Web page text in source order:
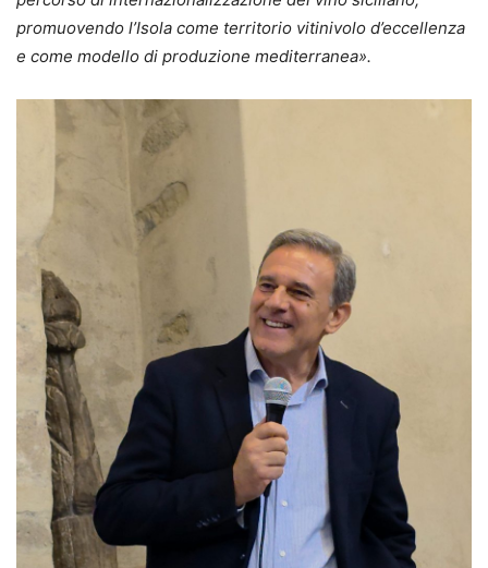
promuovendo l’Isola come territorio vitinivolo d’eccellenza
e come modello di produzione mediterranea».